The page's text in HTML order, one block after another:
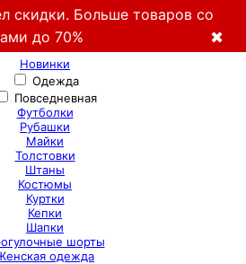
скидки. Больше товаров со
до 70%
✖
Новинки
Одежда
Повседневная
Футболки
Рубашки
Майки
Толстовки
Штаны
Костюмы
Куртки
Кепки
Шапки
шорты
одежда